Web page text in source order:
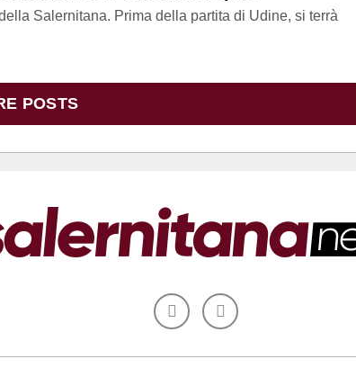
Salernitana. Prima della partita di Udine, si terrà
POSTS